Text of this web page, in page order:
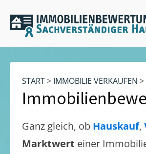
START> IMMOBILIE VERKAUFEN >
Ganz gleich, ob Hauskauf,
Marktwert einer